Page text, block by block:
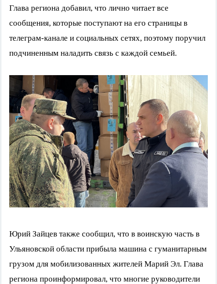
Глава региона добавил, что лично читает все
сообщения, которые поступают на его страницы в
телеграм-канале и социальных сетях, поэтому поручил
подчиненным наладить связь с каждой семьей.
Юрий Зайцев также сообщил, что в воинскую часть в
Ульяновской области прибыла машина с гуманитарным
грузом для мобилизованных жителей Марий Эл. Глава
региона проинформировал, что многие руководители